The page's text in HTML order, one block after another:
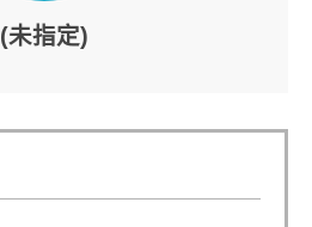
(未指定)